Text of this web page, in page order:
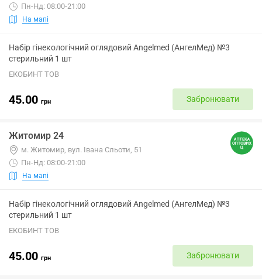
Пн-Нд: 08:00-21:00
На мапі
Набір гінекологічний оглядовий Angelmed (АнгелМед) №3
стерильний 1 шт
ЕКОБИНТ ТОВ
45.00 грн Забронювати
Житомир 24
м. Житомир, вул. Івана Сльоти, 51
Пн-Нд: 08:00-21:00
На мапі
Набір гінекологічний оглядовий Angelmed (АнгелМед) №3
стерильний 1 шт
ЕКОБИНТ ТОВ
45.00 грн Забронювати